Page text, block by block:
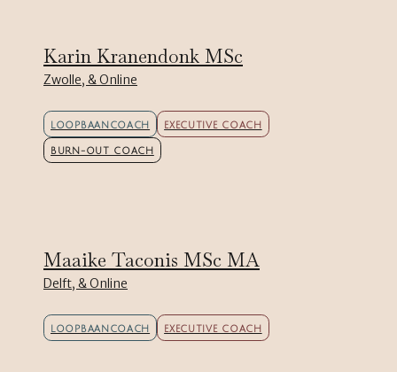
Karin Kranendonk MSc
Zwolle, & Online
LOOPBAANCOACH EXECUTIVE COACH
BURN-OUT COACH
Maaike Taconis MSc MA
Delft, & Online
LOOPBAANCOACH EXECUTIVE COACH